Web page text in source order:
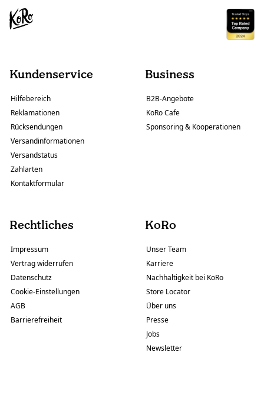
Kundenservice
Hilfebereich
Reklamationen
Rücksendungen
Versandinformationen
Versandstatus
Zahlarten
Kontaktformular
Business
B2B-Angebote
KoRo Cafe
Sponsoring & Kooperationen
Rechtliches
Impressum
Vertrag widerrufen
Datenschutz
Cookie-Einstellungen
AGB
Barrierefreiheit
KoRo
Unser Team
Karriere
Nachhaltigkeit bei KoRo
Store Locator
Über uns
Presse
Jobs
Newsletter